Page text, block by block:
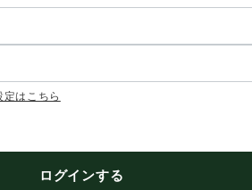
はこちら
ログインする